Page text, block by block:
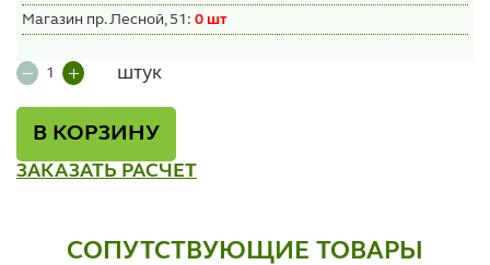
Магазин пр. Лесной, 51: 0 шт
штук
В КОРЗИНУ
ЗАКАЗАТЬ РАСЧЕТ
СОПУТСТВУЮЩИЕ ТОВАРЫ